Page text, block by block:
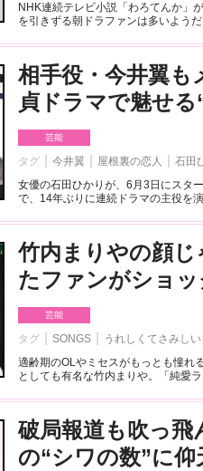
NHK連続テレビ小説「わろてんか」
を引きずる朝ドラファンは多いよう
相手役・今井翼も
貞ドラマで魅せる
芸能
タグ 今井翼 屋根裏の恋人 石田
女優の石田ひかりが、6月3日にスタ
で、14年ぶりに連続ドラマの主役を
竹内まりやの顔
たファンがショッ
芸能
タグ SONGS うれしくてさみしい
適齢期のOLやミセスがもっとも憧れ
としても有名な竹内まりや。「純愛
破局報道も吹っ飛
の“シワの数”に仰